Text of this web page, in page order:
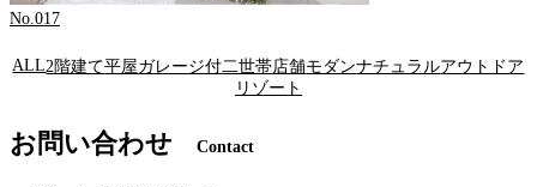
No.017
ALL2階建て平屋ガレージ付二世帯店舗モダンナチュラルアウトドア
リゾート
お問い合わせ Contact